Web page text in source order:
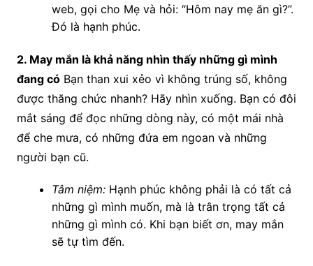
web, gọi cho Mẹ và hỏi: “Hôm nay mẹ ăn gì?”.
Đó là hạnh phúc.
2. May mắn là khả năng nhìn thấy những gì mình
đang cóBạn than xui xẻo vì không trúng số, không
được thăng chức nhanh? Hãy nhìn xuống. Bạn có đôi
mắt sáng để đọc những dòng này, có một mái nhà
để che mưa, có những đứa em ngoan và những
người bạn cũ.
Tâm niệm:Hạnh phúc không phải là có tất cả
những gì mình muốn, mà là trân trọng tất cả
những gì mình có. Khi bạn biết ơn, may mắn
sẽ tự tìm đến.